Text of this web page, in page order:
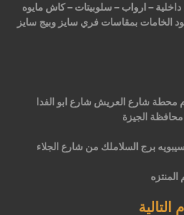
– ارواب – سلوبيتات – كاش مايوه
الخامات بمقاسات فري سايز وبيج سايز
محطة شارع العريش شارع ابو الفدا
الجيزة
سيبويه برج السلاملك من شارع الجلاء
التالية